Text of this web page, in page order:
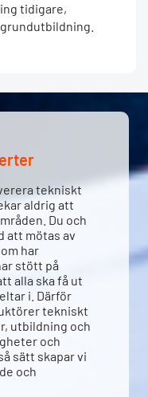
tidigare,
tekniskt
aldrig att
Du och
att mötas av
har
stött på
alla ska få ut
i. Därför
tekniskt
utbildning och
och
sätt skapar vi
och